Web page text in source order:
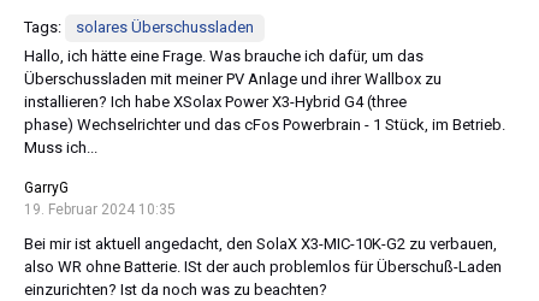
Tags:
solares Überschussladen
Hallo, ich hätte eine Frage. Was brauche ich dafür, um das
Überschussladen mit meiner PV Anlage und ihrer Wallbox zu
installieren? Ich habe XSolax Power X3-Hybrid G4 (three
phase) Wechselrichter und das cFos Powerbrain - 1 Stück, im Betrieb.
Muss ich...
GarryG
19. Februar 2024 10:35
Bei mir ist aktuell angedacht, den SolaX X3-MIC-10K-G2 zu verbauen,
also WR ohne Batterie. ISt der auch problemlos für Überschuß-Laden
einzurichten? Ist da noch was zu beachten?